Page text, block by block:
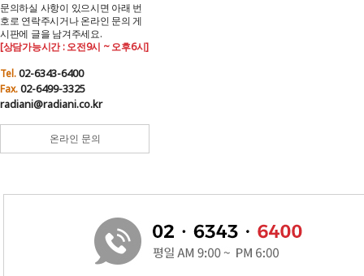
문의하실 사항이 있으시면 아래 번
호로 연락주시거나 온라인 문의 게
시판에 글을 남겨주세요.
[상담가능시간 : 오전9시 ~ 오후6시]
Tel.02-6343-6400
Fax.02-6499-3325
radiani@radiani.co.kr
온라인 문의